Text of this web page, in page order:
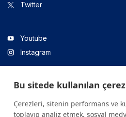
Twitter
Youtube
Instagram
Linkedin
Bu sitede kullanılan
Çerezleri, sitenin performans ve
toplayıp analiz etmek, sosyal